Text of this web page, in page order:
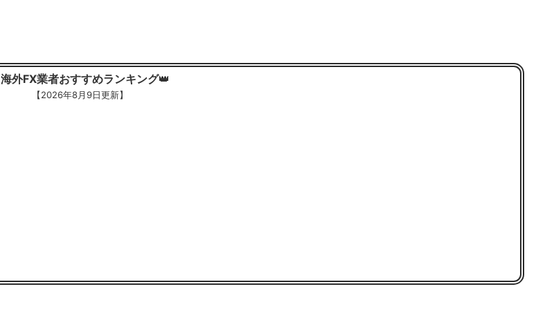
海外FX業者おすすめランキング👑
【2026年8月9日更新】